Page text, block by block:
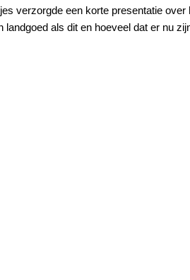
verzorgde een korte presentatie over
landgoed als dit en hoeveel dat er nu